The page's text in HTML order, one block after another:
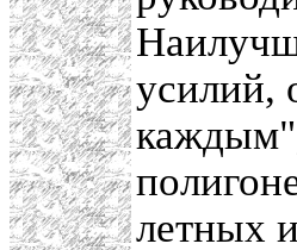
усилий,
летных